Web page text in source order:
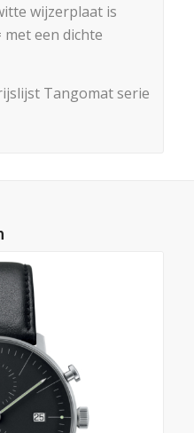
wijzerplaat is
een dichte
Tangomat serie